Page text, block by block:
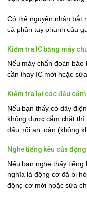
Có thể nguyên nhân bắt
cả phần tay phanh của
Kiểm tra IC bằng máy
Nếu máy chẩn đoán báo
cần thay IC mới hoặc
Kiểm tra lại các đầu
Nếu bạn thấy có dây
không được cắm chặt
đấu nối an toàn (không
Nghe tiếng kêu của
Nếu bạn nghe thấy tiếng
nghĩa là động cơ đã bị
động cơ mới hoặc sửa